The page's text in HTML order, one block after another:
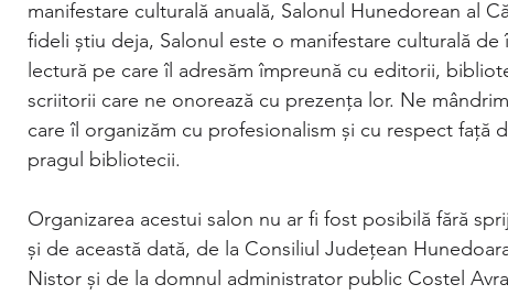
manifestare culturală anuală, Salonul Hunedorean al
fideli știu deja, Salonul este o manifestare culturală
lectură pe care îl adresăm împreună cu editorii,
scriitorii care ne onorează cu prezența lor. Ne
care îl organizăm cu profesionalism și cu respect față
pragul bibliotecii.
Organizarea acestui salon nu ar fi fost posibilă fără
și de această dată, de la Consiliul Județean
Nistor și de la domnul administrator public Costel